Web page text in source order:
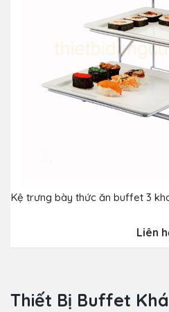
Kệ trưng bày thức ăn buffet 3
Liên
Thiết Bị Buffet